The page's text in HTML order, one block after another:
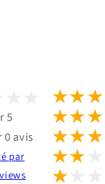
5
0 avis
par